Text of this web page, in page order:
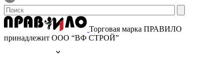
Торговая марка ПРАВИЛО
принадлежит ООО “ВФ СТРОЙ”